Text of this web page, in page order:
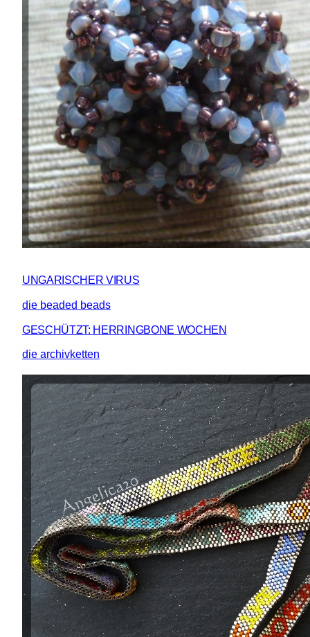
UNGARISCHER VIRUS
die beaded beads
GESCHÜTZT: HERRINGBONE WOCHEN
die archivketten